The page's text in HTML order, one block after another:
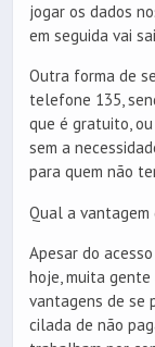
jogar os dados
em seguida vai
Outra forma de
telefone 135,
que é gratuito,
sem a
para quem não
Qual a
Apesar do
hoje, muita gente
vantagens de se
cilada de não